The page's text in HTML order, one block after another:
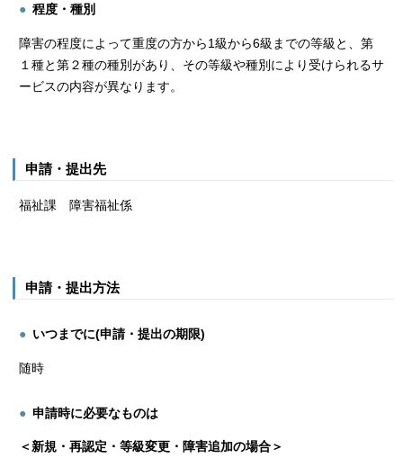
程度・種別
障害の程度によって重度の方から1級から6級までの等級と、第
１種と第２種の種別があり、その等級や種別により受けられるサ
ービスの内容が異なります。
申請・提出先
福祉課 障害福祉係
申請・提出方法
いつまでに(申請・提出の期限)
随時
申請時に必要なものは
＜新規・再認定・等級変更・障害追加の場合＞